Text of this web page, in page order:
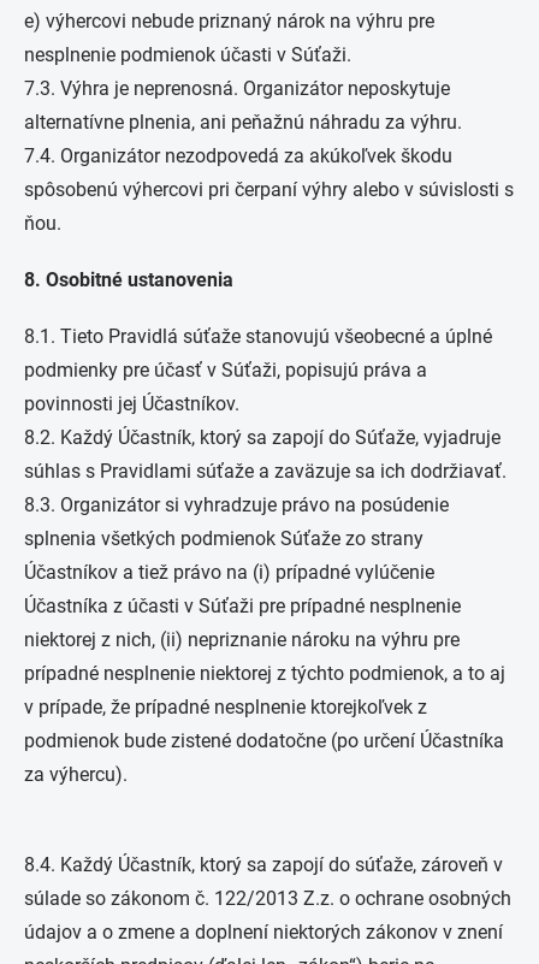
e) výhercovi nebude priznaný nárok na výhru pre
nesplnenie podmienok účasti v Súťaži.
7.3. Výhra je neprenosná. Organizátor neposkytuje
alternatívne plnenia, ani peňažnú náhradu za výhru.
7.4. Organizátor nezodpovedá za akúkoľvek škodu
spôsobenú výhercovi pri čerpaní výhry alebo v súvislosti s
ňou.
8. Osobitné ustanovenia
8.1. Tieto Pravidlá súťaže stanovujú všeobecné a úplné
podmienky pre účasť v Súťaži, popisujú práva a
povinnosti jej Účastníkov.
8.2. Každý Účastník, ktorý sa zapojí do Súťaže, vyjadruje
súhlas s Pravidlami súťaže a zaväzuje sa ich dodržiavať.
8.3. Organizátor si vyhradzuje právo na posúdenie
splnenia všetkých podmienok Súťaže zo strany
Účastníkov a tiež právo na (i) prípadné vylúčenie
Účastníka z účasti v Súťaži pre prípadné nesplnenie
niektorej z nich, (ii) nepriznanie nároku na výhru pre
prípadné nesplnenie niektorej z týchto podmienok, a to aj
v prípade, že prípadné nesplnenie ktorejkoľvek z
podmienok bude zistené dodatočne (po určení Účastníka
za výhercu).
8.4. Každý Účastník, ktorý sa zapojí do súťaže, zároveň v
súlade so zákonom č. 122/2013 Z.z. o ochrane osobných
údajov a o zmene a doplnení niektorých zákonov v znení